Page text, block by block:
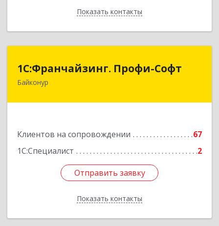
Показать контакты
Назад
1С:Франчайзинг. Профи-Софт
Байконур
Клиентов на сопровождении
67
1С:Специалист
2
Отправить заявку
Показать контакты
1С:Франчайзинг. Профи-Софт
468320, Байконур г, Ленина ул, дом № 10,
Отправить заявку
Назад